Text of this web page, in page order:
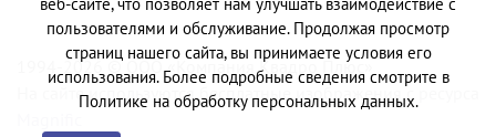
1994-2026 © ООО «Компания Квадро Плюс»
На сайте используются бесплатные изображения с ресурса
пользователями и обслуживание. Продолжая просмотр
страниц нашего сайта, вы принимаете условия его
использования. Более подробные сведения смотрите в
Политике на обработку персональных данных.